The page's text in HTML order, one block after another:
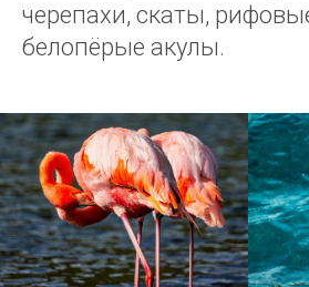
черепахи, скаты,
белопёрые акулы.